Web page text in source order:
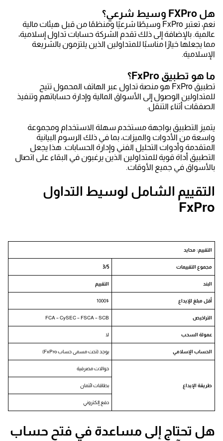
هل FXPro وسيط شرعي؟
نعم، تعتبر FxPro وسيطًا شرعيًا ومنظمًا من قبل هيئات مالية
عالمية. بالإضافة إلى ذلك تقدم الشركة حسابات تداول إسلامية،
مما يجعلها خيارًا مناسبًا للمتداولين الذين يلتزمون بالشريعة
الإسلامية.
ما هو تطبيق FxPro؟
تطبيق FxPro هو منصة تداول عبر الهاتف المحمول تتيح
للمتداولين الوصول إلى الأسواق المالية وإدارة حساباتهم وتنفيذ
الصفقات أثناء التنقل.
يتميز التطبيق بواجهة مستخدم سهلة الاستخدام ومجموعة
واسعة من الأدوات والميزات، بما في ذلك الرسوم البيانية
المتقدمة وأدوات التحليل الفني وإدارة الحسابات. هذا يجعل
التطبيق أداة قوية للمتداولين الذين يرغبون في البقاء على اتصال
بالأسواق في جميع الأوقات.
التقييم الشامل لوسيط التداول
FxPro
التقييم: محايد
مجموع التقييمات 3/5
البند التقييم
أقل مبلغ للإيداع 1000$
التراخيص FCA – CySEC – FSCA – SCB
عمولة السحب لا
الحساب الإسلامي يوجد (تحت مسمى حساب FxPro)
طريقة الإيداع
حوالات مصرفية
بطاقات ائتمان
دفع إلكتروني
هل تحتاج إلى مساعدة في فتح حساب